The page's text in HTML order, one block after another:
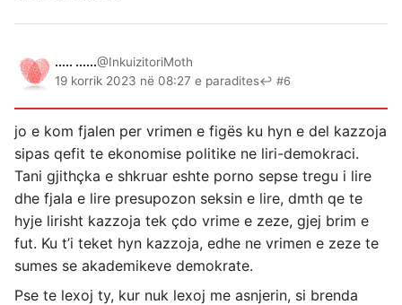
..... ......@InkuizitoriMoth
19 korrik 2023 në 08:27 e paradites↩ #6
jo e kom fjalen per vrimen e figës ku hyn e del kazzoja
sipas qefit te ekonomise politike ne liri-demokraci.
Tani gjithçka e shkruar eshte porno sepse tregu i lire
dhe fjala e lire presupozon seksin e lire, dmth qe te
hyje lirisht kazzoja tek çdo vrime e zeze, gjej brim e
fut. Ku t’i teket hyn kazzoja, edhe ne vrimen e zeze te
sumes se akademikeve demokrate.
Pse te lexoj ty, kur nuk lexoj me asnjerin, si brenda